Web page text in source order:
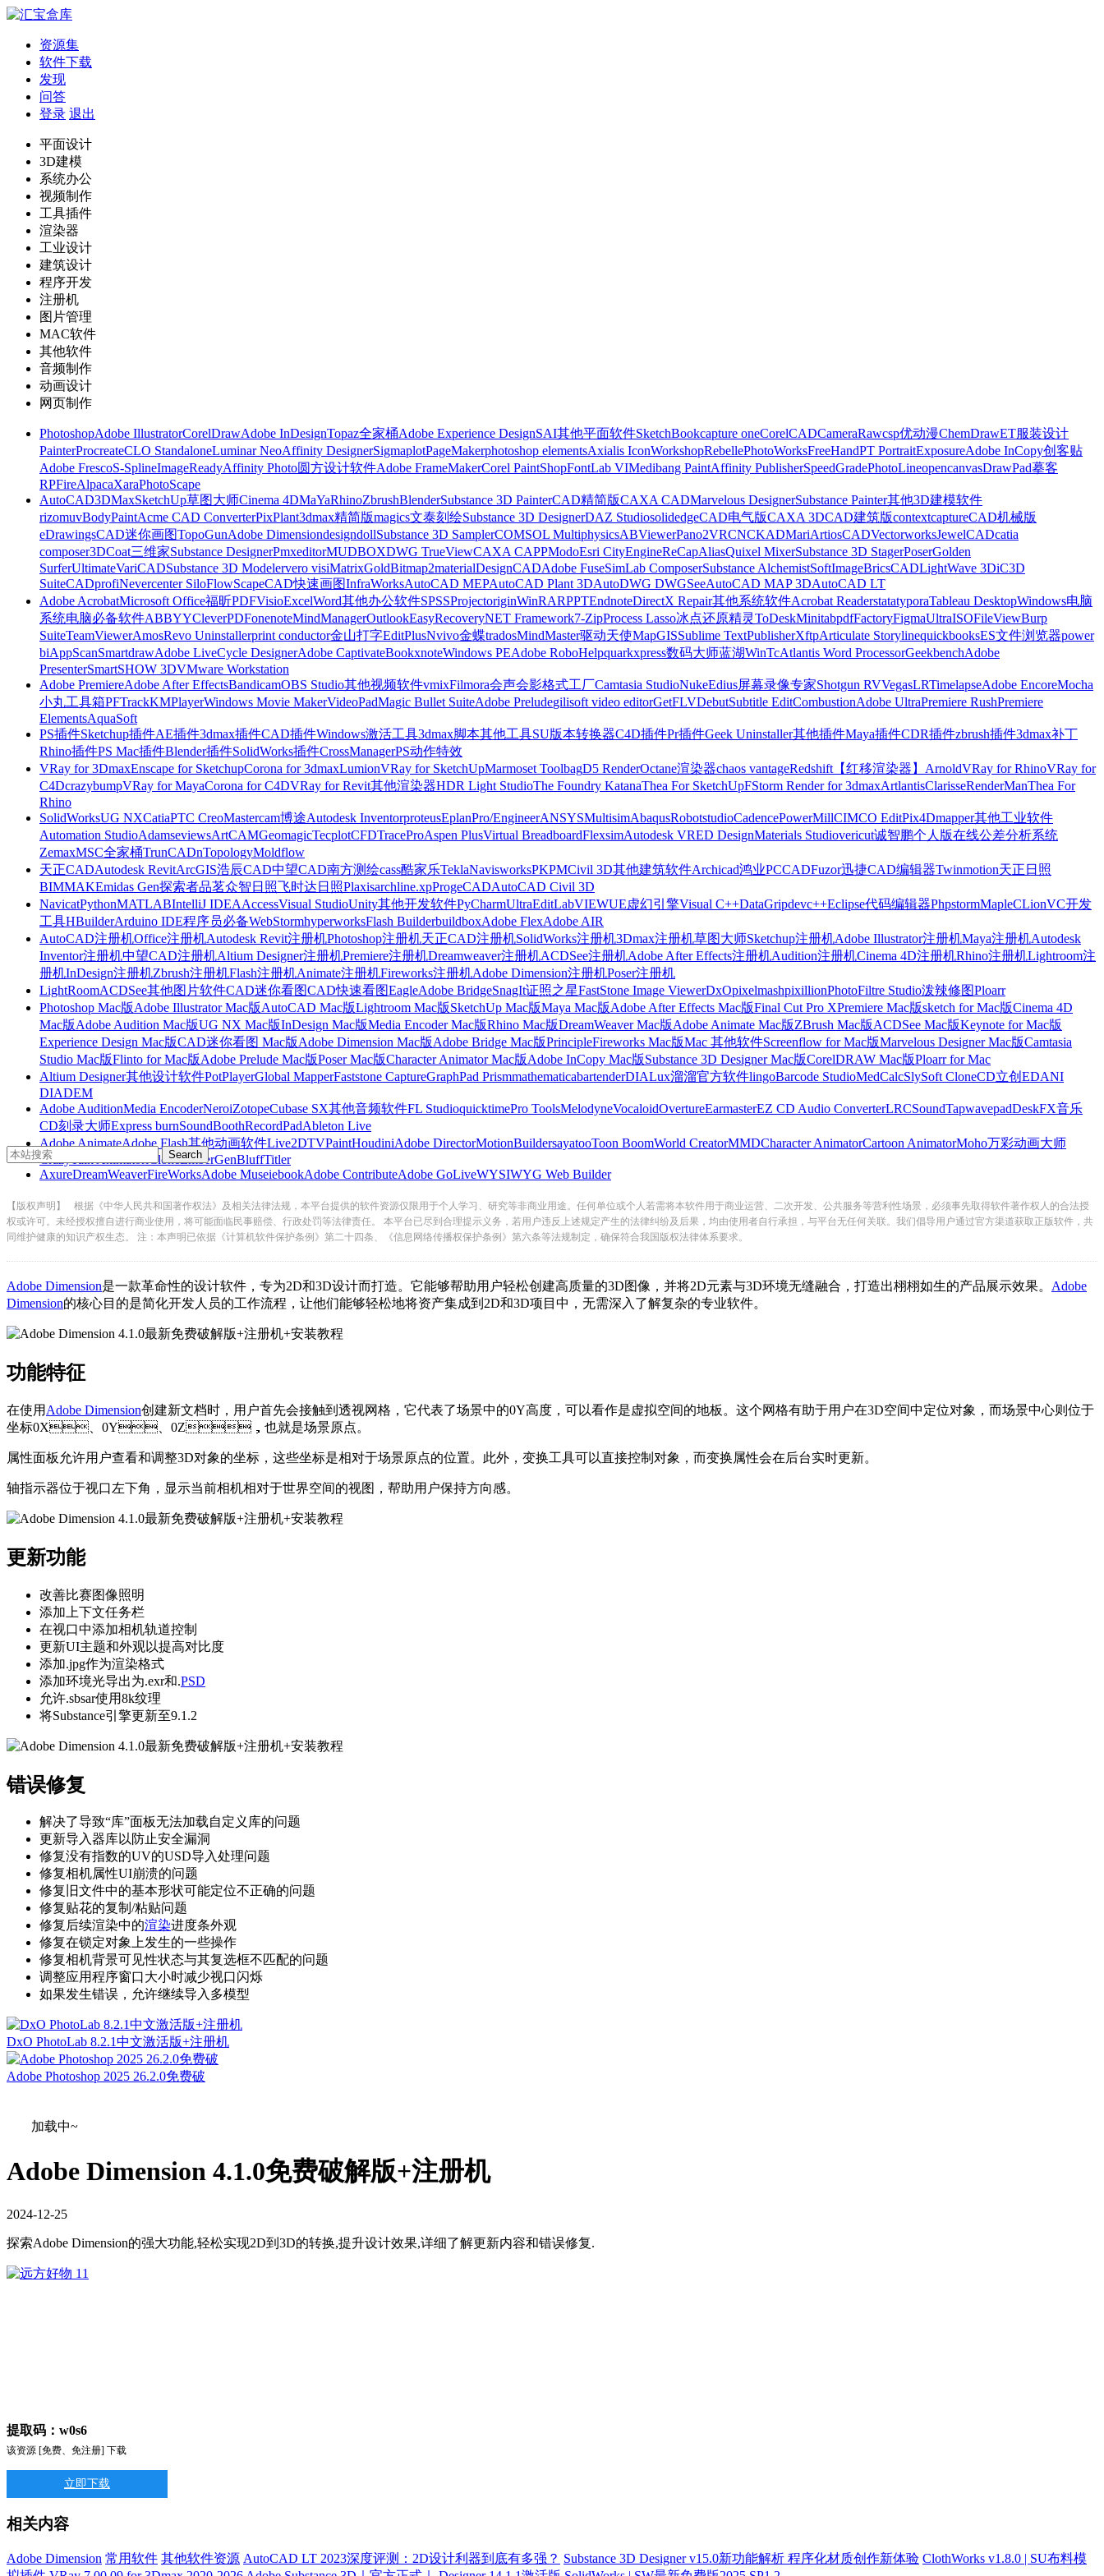
资源集
软件下载
发现
问答
登录 退出
平面设计
3D建模
系统办公
视频制作
工具插件
渲染器
工业设计
建筑设计
程序开发
注册机
图片管理
MAC软件
其他软件
音频制作
动画设计
网页制作
PhotoshopAdobe IllustratorCorelDrawAdobe InDesignTopaz全家桶Adobe Experience DesignSAI其他平面软件SketchBookcapture oneCorelCADCameraRawcsp优动漫ChemDrawET服装设计
PainterProcreateCLO StandaloneLuminar NeoAffinity DesignerSigmaplotPageMakerphotoshop elementsAxialis IconWorkshopRebellePhotoWorksFreeHandPT PortraitExposureAdobe InCopy创客贴
Adobe FrescoS-SplineImageReadyAffinity Photo圆方设计软件Adobe FrameMakerCorel PaintShopFontLab VIMedibang PaintAffinity PublisherSpeedGradePhotoLineopencanvasDrawPad摹客
RPFireAlpacaXaraPhotoScape
AutoCAD3DMaxSketchUp草图大师Cinema 4DMaYaRhinoZbrushBlenderSubstance 3D PainterCAD精简版CAXA CADMarvelous DesignerSubstance Painter其他3D建模软件
rizomuvBodyPaintAcme CAD ConverterPixPlant3dmax精简版magics文泰刻绘Substance 3D DesignerDAZ StudiosolidedgeCAD电气版CAXA 3DCAD建筑版contextcaptureCAD机械版
eDrawingsCAD迷你画图TopoGunAdobe DimensiondesigndollSubstance 3D SamplerCOMSOL MultiphysicsABViewerPano2VRCNCKADMariArtiosCADVectorworksJewelCADcatia
composer3DCoat三维家Substance DesignerPmxeditorMUDBOXDWG TrueViewCAXA CAPPModoEsri CityEngineReCapAliasQuixel MixerSubstance 3D StagerPoserGolden
SurferUltimateVariCADSubstance 3D Modelervero visiMatrixGoldBitmap2materialDesignCADAdobe FuseSimLab ComposerSubstance AlchemistSoftImageBricsCADLightWave 3DiC3D
SuiteCADprofiNevercenter SiloFlowScapeCAD快速画图InfraWorksAutoCAD MEPAutoCAD Plant 3DAutoDWG DWGSeeAutoCAD MAP 3DAutoCAD LT
Adobe AcrobatMicrosoft Office福昕PDFVisioExcelWord其他办公软件SPSSProjectoriginWinRARPPTEndnoteDirectX Repair其他系统软件Acrobat ReaderstatatyporaTableau DesktopWindows电脑
系统电脑必备软件ABBYYCleverPDFonenoteMindManagerOutlookEasyRecoveryNET Framework7-ZipProcess Lasso冰点还原精灵ToDeskMinitabpdfFactoryFigmaUltraISOFileViewBurp
SuiteTeamViewerAmosRevo Uninstallerprint conductor金山打字EditPlusNvivo金蝶tradosMindMaster驱动天使MapGISSublime TextPublisherXftpArticulate StorylinequickbooksES文件浏览器power
biAppScanSmartdrawAdobe LiveCycle DesignerAdobe CaptivateBookxnoteWindows PEAdobe RoboHelpquarkxpress数码大师蓝湖WinTcAtlantis Word ProcessorGeekbenchAdobe
PresenterSmartSHOW 3DVMware Workstation
Adobe PremiereAdobe After EffectsBandicamOBS Studio其他视频软件vmixFilmora会声会影格式工厂Camtasia StudioNukeEdius屏幕录像专家Shotgun RVVegasLRTimelapseAdobe EncoreMocha
小丸工具箱PFTrackKMPlayerWindows Movie MakerVideoPadMagic Bullet SuiteAdobe Preludegilisoft video editorGetFLVDebutSubtitle EditCombustionAdobe UltraPremiere RushPremiere
ElementsAquaSoft
PS插件Sketchup插件AE插件3dmax插件CAD插件Windows激活工具3dmax脚本其他工具SU版本转换器C4D插件Pr插件Geek Uninstaller其他插件Maya插件CDR插件zbrush插件3dmax补丁
Rhino插件PS Mac插件Blender插件SolidWorks插件CrossManagerPS动作特效
VRay for 3DmaxEnscape for SketchupCorona for 3dmaxLumionVRay for SketchUpMarmoset ToolbagD5 RenderOctane渲染器chaos vantageRedshift【红移渲染器】 ArnoldVRay for RhinoVRay for
C4DcrazybumpVRay for MayaCorona for C4DVRay for Revit其他渲染器HDR Light StudioThe Foundry KatanaThea For SketchUpFStorm Render for 3dmaxArtlantisClarisseRenderManThea For
Rhino
SolidWorksUG NXCatiaPTC CreoMastercam博途Autodesk InventorproteusEplanPro/EngineerANSYSMultisimAbaqusRobotstudioCadencePowerMillCIMCO EditPix4Dmapper其他工业软件
Automation StudioAdamseviewsArtCAMGeomagicTecplotCFDTraceProAspen PlusVirtual BreadboardFlexsimAutodesk VRED DesignMaterials Studiovericut诚智鹏个人版在线公差分析系统
ZemaxMSC全家桶TrunCADnTopologyMoldflow
天正CADAutodesk RevitArcGIS浩辰CAD中望CAD南方测绘cass酷家乐TeklaNavisworksPKPMCivil 3D其他建筑软件Archicad鸿业PCCADFuzor迅捷CAD编辑器Twinmotion天正日照
BIMMAKEmidas Gen探索者品茗众智日照飞时达日照Plaxisarchline.xpProgeCADAutoCAD Civil 3D
NavicatPythonMATLABIntelliJ IDEAAccessVisual StudioUnity其他开发软件PyCharmUltraEditLabVIEWUE虚幻引擎Visual C++DataGripdevc++Eclipse代码编辑器PhpstormMapleCLionVC开发
工具HBuilderArduino IDE程序员必备WebStormhyperworksFlash BuilderbuildboxAdobe FlexAdobe AIR
AutoCAD注册机Office注册机Autodesk Revit注册机Photoshop注册机天正CAD注册机SolidWorks注册机3Dmax注册机草图大师Sketchup注册机Adobe Illustrator注册机Maya注册机Autodesk
Inventor注册机中望CAD注册机Altium Designer注册机Premiere注册机Dreamweaver注册机ACDSee注册机Adobe After Effects注册机Audition注册机Cinema 4D注册机Rhino注册机Lightroom注
册机InDesign注册机Zbrush注册机Flash注册机Animate注册机Fireworks注册机Adobe Dimension注册机Poser注册机
LightRoomACDSee其他图片软件CAD迷你看图CAD快速看图EagleAdobe BridgeSnagIt证照之星FastStone Image ViewerDxOpixelmashpixillionPhotoFiltre Studio泼辣修图Ploarr
Photoshop Mac版Adobe Illustrator Mac版AutoCAD Mac版Lightroom Mac版SketchUp Mac版Maya Mac版Adobe After Effects Mac版Final Cut Pro XPremiere Mac版sketch for Mac版Cinema 4D
Mac版Adobe Audition Mac版UG NX Mac版InDesign Mac版Media Encoder Mac版Rhino Mac版DreamWeaver Mac版Adobe Animate Mac版ZBrush Mac版ACDSee Mac版Keynote for Mac版
Experience Design Mac版CAD迷你看图 Mac版Adobe Dimension Mac版Adobe Bridge Mac版PrincipleFireworks Mac版Mac 其他软件Screenflow for Mac版Marvelous Designer Mac版Camtasia
Studio Mac版Flinto for Mac版Adobe Prelude Mac版Poser Mac版Character Animator Mac版Adobe InCopy Mac版Substance 3D Designer Mac版CorelDRAW Mac版Ploarr for Mac
Altium Designer其他设计软件PotPlayerGlobal MapperFaststone CaptureGraphPad PrismmathematicabartenderDIALux溜溜官方软件lingoBarcode StudioMedCalcSlySoft CloneCD立创EDANI
DIADEM
Adobe AuditionMedia EncoderNeroiZotopeCubase SX其他音频软件FL StudioquicktimePro ToolsMelodyneVocaloidOvertureEarmasterEZ CD Audio ConverterLRCSoundTapwavepadDeskFX音乐
CD刻录大师Express burnSoundBoothRecordPadAbleton Live
Adobe AnimateAdobe Flash其他动画软件Live2DTVPaintHoudiniAdobe DirectorMotionBuildersayatooToon BoomWorld CreatorMMDCharacter AnimatorCartoon AnimatorMoho万彩动画大师
CrazyTalk AnimatoriCloneEmberGenBluffTitler
AxureDreamWeaverFireWorksAdobe MuseiebookAdobe ContributeAdobe GoLiveWYSIWYG Web Builder
【版权声明】
根据《中华人民共和国著作权法》及相关法律法规，本平台提供的软件资源仅限用于个人学习、研究等非商业用途。任何单位或个人若需将本软件用于商业运营、二次开发、公共服务等营利性场景，必须事先取得软件著作权人的合法授
权或许可。未经授权擅自进行商业使用，将可能面临民事赔偿、行政处罚等法律责任。 本平台已尽到合理提示义务，若用户违反上述规定产生的法律纠纷及后果，均由使用者自行承担，与平台无任何关联。我们倡导用户通过官方渠道获取正版软件，共
同维护健康的知识产权生态。 注：本声明已依据《计算机软件保护条例》第二十四条、《信息网络传播权保护条例》第六条等法规制定，确保符合我国版权法律体系要求。
Adobe Dimension是一款革命性的设计软件，专为2D和3D设计而打造。它能够帮助用户轻松创建高质量的3D图像，并将2D元素与3D环境无缝融合，打造出栩栩如生的产品展示效果。 Adobe
Dimension的核心目的是简化开发人员的工作流程，让他们能够轻松地将资产集成到2D和3D项目中，无需深入了解复杂的专业软件。
功能特征
在使用 Adobe Dimension创建新文档时，用户首先会接触到透视网格，它代表了场景中的0Y高度，可以看作是虚拟空间的地板。这个网格有助于用户在3D空间中定位对象，而场景中心则位于
坐标0X、0Y、0Z，也就是场景原点。
属性面板允许用户查看和调整3D对象的坐标，这些坐标是相对于场景原点的位置。此外，变换工具可以直接控制对象，而变换属性会在后台实时更新。
轴指示器位于视口左下角，显示当前相机相对于世界空间的视图，帮助用户保持方向感。
更新功能
改善比赛图像照明
添加上下文任务栏
在视口中添加相机轨道控制
更新UI主题和外观以提高对比度
添加.jpg作为渲染格式
添加环境光导出为.exr和.PSD
允许.sbsar使用8k纹理
将Substance引擎更新至9.1.2
错误修复
解决了导致“库”面板无法加载自定义库的问题
更新导入器库以防止安全漏洞
修复没有指数的UV的USD导入处理问题
修复相机属性UI崩溃的问题
修复旧文件中的基本形状可能定位不正确的问题
修复贴花的复制/粘贴问题
修复后续渲染中的渲染进度条外观
修复在锁定对象上发生的一些操作
修复相机背景可见性状态与其复选框不匹配的问题
调整应用程序窗口大小时减少视口闪烁
如果发生错误，允许继续导入多模型
DxO PhotoLab 8.2.1中文激活版+注册机
Adobe Photoshop 2025 26.2.0免费破
加载中~
Adobe Dimension 4.1.0免费破解版+注册机
2024-12-25
探索Adobe Dimension的强大功能,轻松实现2D到3D的转换,提升设计效果,详细了解更新内容和错误修复.
提取码：w0s6
该资源 [免费、免注册] 下载
立即下载
相关内容
Adobe Dimension 常用软件 其他软件资源 AutoCAD LT 2023深度评测：2D设计利器到底有多强？ Substance 3D Designer v15.0新功能解析 程序化材质创作新体验 ClothWorks v1.8.0 | SU布料模